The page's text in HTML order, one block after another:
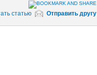
статью Отправить другу